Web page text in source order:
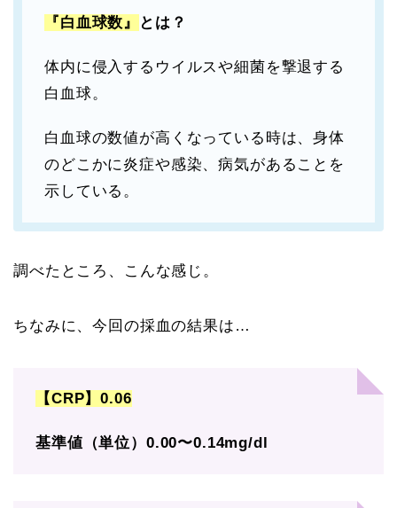
『白血球数』 とは？
体内に侵入するウイルスや細菌を撃退する
白血球。
白血球の数値が高くなっている時は、身体
のどこかに炎症や感染、病気があることを
示している。
調べたところ、こんな感じ。
ちなみに、今回の採血の結果は…
【CRP】0.06
基準値（単位）0.00〜0.14mg/dl